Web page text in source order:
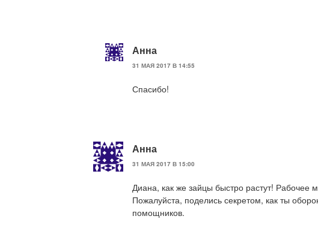
Анна
31 МАЯ 2017 В 14:55
Спасибо!
Анна
31 МАЯ 2017 В 15:00
Диана, как же зайцы быстро растут! Рабочее
Пожалуйста, поделись секретом, как ты
помощников.